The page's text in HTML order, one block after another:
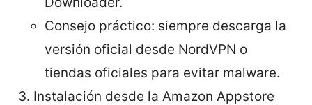
Consejo práctico: siempre descarga la
versión oficial desde NordVPN o
tiendas oficiales para evitar malware.
Instalación desde la Amazon Appstore